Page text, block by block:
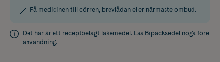
Få medicinen till dörren, brevlådan eller närmaste ombud.
Det här är ett receptbelagt läkemedel. Läs Bipacksedel noga före
användning.